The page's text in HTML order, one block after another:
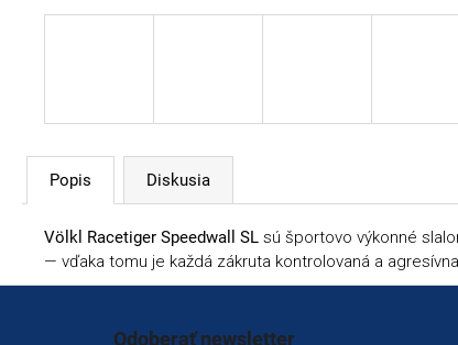
Popis Diskusia
Völkl Racetiger Speedwall SL sú športovo výkonné
— vďaka tomu je každá zákruta kontrolovaná a
Odoberať newsletter